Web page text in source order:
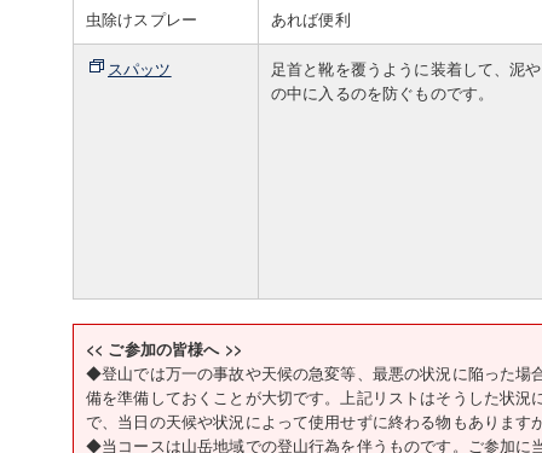
虫除けスプレー あれば便利
スパッツ
足首と靴を覆うように装着して、泥
の中に入るのを防ぐものです。
<< ご参加の皆様へ >>
◆登山では万一の事故や天候の急変等、最悪の状況に陥った場
備を準備しておくことが大切です。上記リストはそうした状況
で、当日の天候や状況によって使用せずに終わる物もあります
◆当コースは山岳地域での登山行為を伴うものです。ご参加に